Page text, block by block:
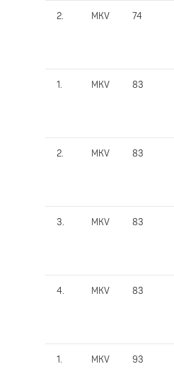
2. MKV 74
1. MKV 83
2. MKV 83
3. MKV 83
4. MKV 83
1. MKV 93